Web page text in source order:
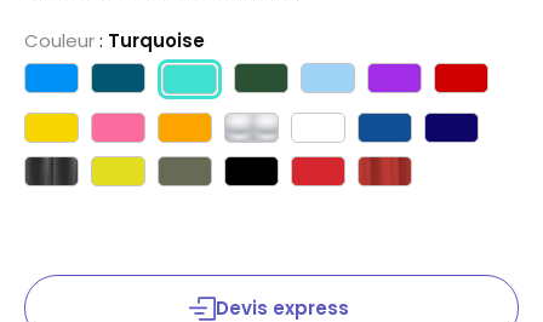
Couleur: Turquoise
Devis express